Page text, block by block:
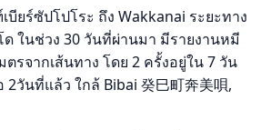
ยร์ซัปโปโระ ถึง Wakkanai ระยะทาง
ในช่วง 30 วันที่ผ่านมา มีรายงานหมี
ตรจากเส้นทาง โดย 2 ครั้งอยู่ใน 7 วัน
วันที่แล้ว ใกล้ Bibai 癸巳町奔美唄,